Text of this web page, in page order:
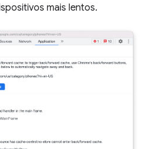
mais lentos.